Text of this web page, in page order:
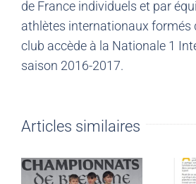
de France individuels et par
athlètes internationaux formés
club accède à la Nationale 1
saison 2016-2017.
Articles similaires